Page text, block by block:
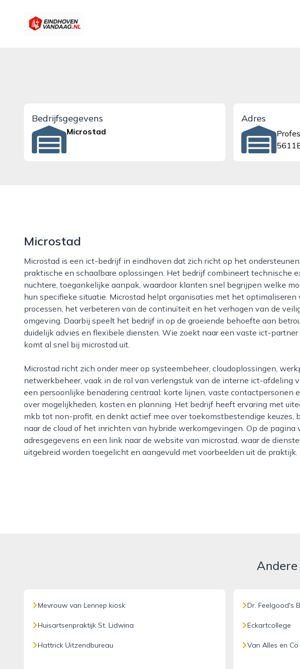
eindhovenvandaag.nl
Bedrijfsgegevens
Microstad
Adres
Microstad
Microstad is een ict-bedrijf in eindhoven dat zich richt op het ondersteunen van organisaties met
praktische en schaalbare oplossingen. Het bedrijf combineert technische
nuchtere, toegankelijke aanpak, waardoor klanten snel begrijpen welke
hun specifieke situatie. Microstad helpt organisaties met het optimaliseren
processen, het verbeteren van de continuïteit en het verhogen van de
omgeving. Daarbij speelt het bedrijf in op de groeiende behoefte aan
duidelijk advies en flexibele diensten. Wie zoekt naar een vaste ict-partner
komt al snel bij microstad uit.
Microstad richt zich onder meer op systeembeheer, cloudoplossingen, werkplekbeheer en
netwerkbeheer, vaak in de rol van verlengstuk van de interne ict-afdeling
een persoonlijke benadering centraal: korte lijnen, vaste contactpersonen
over mogelijkheden, kosten en planning. Het bedrijf heeft ervaring met
mkb tot non-profit, en denkt actief mee over toekomstbestendige keuzes,
naar de cloud of het inrichten van hybride werkomgevingen. Op de pagina
adresgegevens en een link naar de website van microstad, waar de
uitgebreid worden toegelicht en aangevuld met voorbeelden uit de praktijk.
Mevrouw van Lennep kiosk
Huisartsenpraktijk St. Lidwina
Hattrick Uitzendbureau
Dr. Feelgood's
Eckartcollege
Van Alles en Co